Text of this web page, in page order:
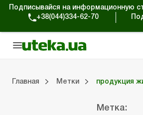
Подписывайся на информационную
+38(044)334-62-70
Главная Метки продукция
Метка: